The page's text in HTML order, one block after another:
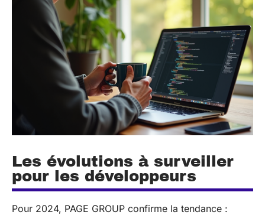
Les évolutions à surveiller
pour les développeurs
Pour 2024, PAGE GROUP confirme la tendance :